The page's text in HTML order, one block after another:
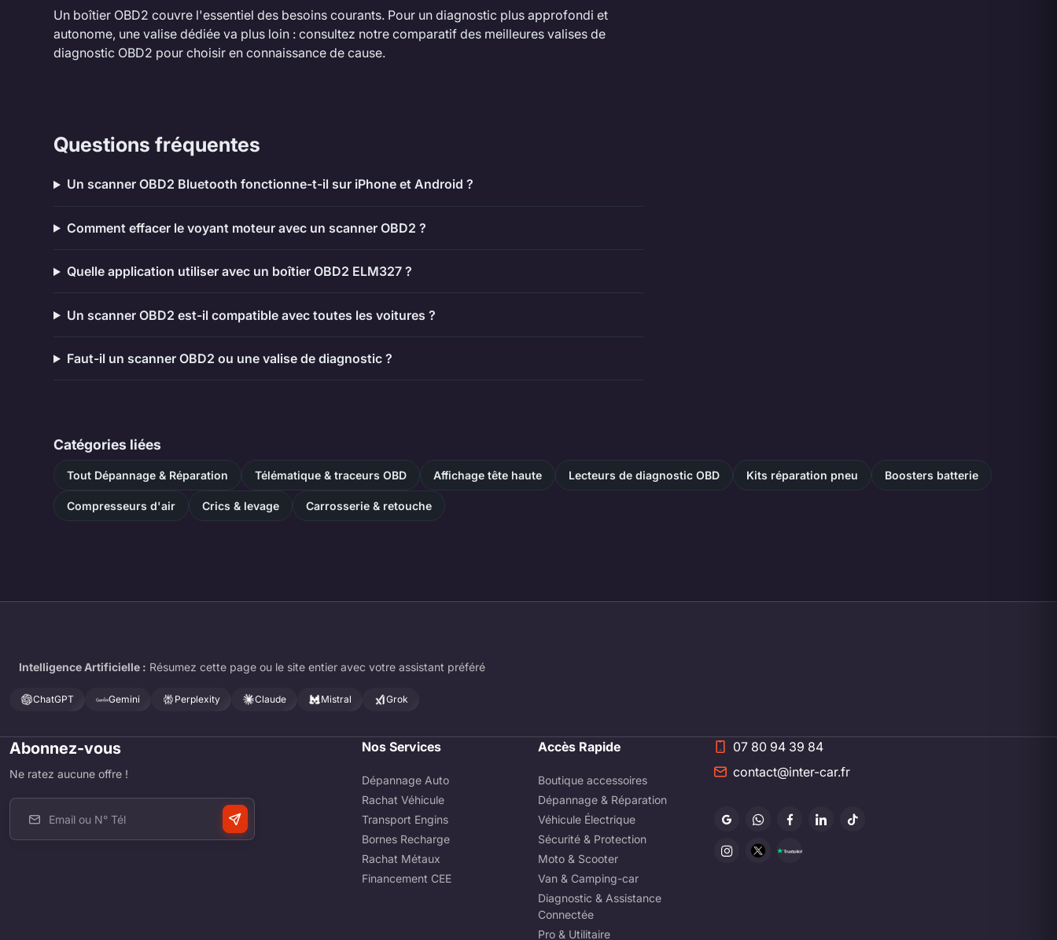
Un boîtier OBD2 couvre l'essentiel des besoins courants. Pour un diagnostic plus approfondi et
autonome, une valise dédiée va plus loin : consultez notre comparatif des meilleures valises de
diagnostic OBD2 pour choisir en connaissance de cause.
Questions fréquentes
Un scanner OBD2 Bluetooth fonctionne-t-il sur iPhone et Android ?
Comment effacer le voyant moteur avec un scanner OBD2 ?
Quelle application utiliser avec un boîtier OBD2 ELM327 ?
Un scanner OBD2 est-il compatible avec toutes les voitures ?
Faut-il un scanner OBD2 ou une valise de diagnostic ?
Catégories liées
Tout Dépannage & Réparation Télématique & traceurs OBD Affichage tête haute Lecteurs de diagnostic OBD Kits réparation pneu Boosters batterie
Compresseurs d'air Crics & levage Carrosserie & retouche
Intelligence Artificielle : Résumez cette page ou le site entier avec votre assistant préféré
ChatGPT Gemini Perplexity Claude Mistral Grok
Abonnez-vous
Ne ratez aucune offre !
Nos Services
Dépannage Auto
Rachat Véhicule
Transport Engins
Bornes Recharge
Rachat Métaux
Financement CEE
Accès Rapide
Boutique accessoires
Dépannage & Réparation
Véhicule Électrique
Sécurité & Protection
Moto & Scooter
Van & Camping-car
Diagnostic & Assistance
Connectée
Pro & Utilitaire
07 80 94 39 84
contact@inter-car.fr